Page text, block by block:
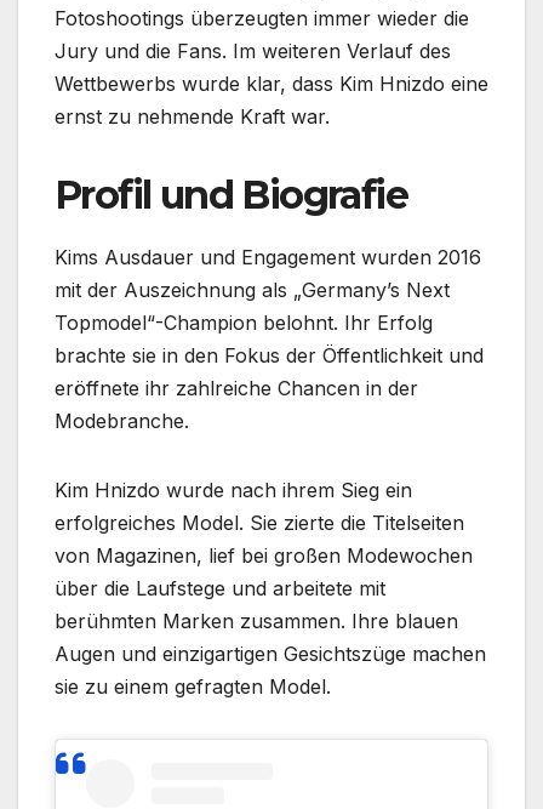
Fotoshootings überzeugten immer wieder die
Jury und die Fans. Im weiteren Verlauf des
Wettbewerbs wurde klar, dass Kim Hnizdo eine
ernst zu nehmende Kraft war.
Profil und Biografie
Kims Ausdauer und Engagement wurden 2016
mit der Auszeichnung als „Germany’s Next
Topmodel“-Champion belohnt. Ihr Erfolg
brachte sie in den Fokus der Öffentlichkeit und
eröffnete ihr zahlreiche Chancen in der
Modebranche.
Kim Hnizdo wurde nach ihrem Sieg ein
erfolgreiches Model. Sie zierte die Titelseiten
von Magazinen, lief bei großen Modewochen
über die Laufstege und arbeitete mit
berühmten Marken zusammen. Ihre blauen
Augen und einzigartigen Gesichtszüge machen
sie zu einem gefragten Model.